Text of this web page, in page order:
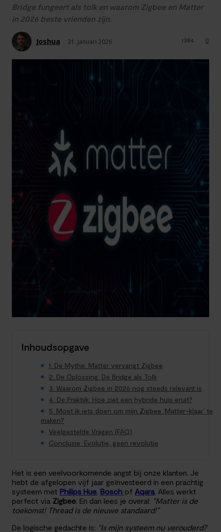
Bridge fungeert als tolk en waarom Zigbee en Matter
in 2026 beste vrienden zijn.
Joshua 31. januari 2026 0
1384
Inhoudsopgave
1. De Mythe: Matter vervangt Zigbee
2. De Oplossing: De Bridge als Tolk
3. Waarom Zigbee in 2026 nog steeds relevant is
4. De Praktijk: Hoe ziet een hybride huis eruit?
5. Moet ik iets doen om mijn Zigbee ‘Matter-klaar’ te
maken?
Veelgestelde Vragen (FAQ)
Conclusie: Evolutie, geen revolutie
Het is een veelvoorkomende angst bij onze klanten. Je
hebt de afgelopen vijf jaar geïnvesteerd in een prachtig
systeem met Philips Hue, Bosch of Aqara. Alles werkt
perfect via Zigbee. En dan lees je overal: “Matter is de
toekomst! Thread is de nieuwe standaard!”
De logische gedachte is: “Is mijn systeem nu verouderd?